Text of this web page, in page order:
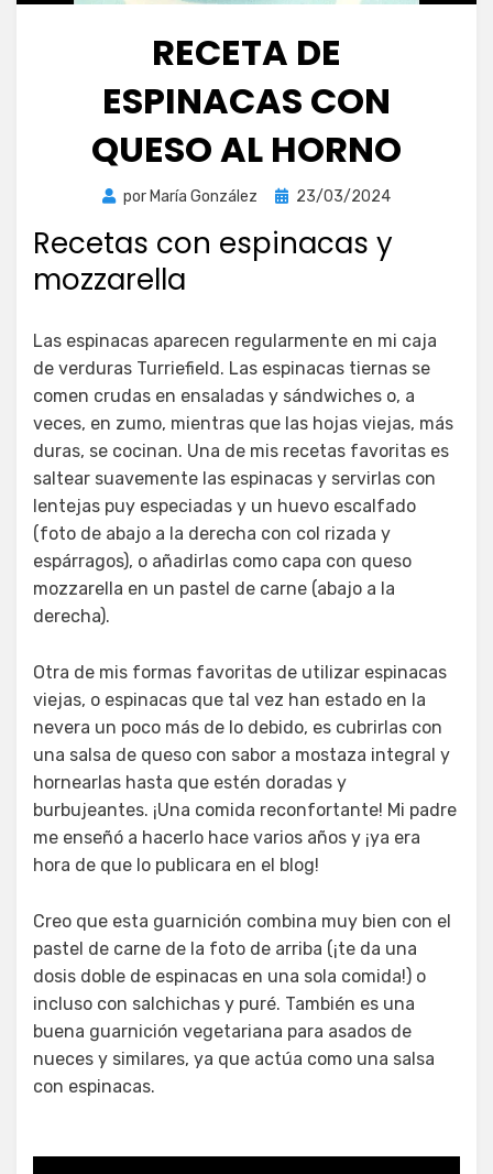
RECETA DE
ESPINACAS CON
QUESO AL HORNO
por María González
Publicada
23/03/2024
Recetas con espinacas y
mozzarella
Las espinacas aparecen regularmente en mi caja
de verduras Turriefield. Las espinacas tiernas se
comen crudas en ensaladas y sándwiches o, a
veces, en zumo, mientras que las hojas viejas, más
duras, se cocinan. Una de mis recetas favoritas es
saltear suavemente las espinacas y servirlas con
lentejas puy especiadas y un huevo escalfado
(foto de abajo a la derecha con col rizada y
espárragos), o añadirlas como capa con queso
mozzarella en un pastel de carne (abajo a la
derecha).
Otra de mis formas favoritas de utilizar espinacas
viejas, o espinacas que tal vez han estado en la
nevera un poco más de lo debido, es cubrirlas con
una salsa de queso con sabor a mostaza integral y
hornearlas hasta que estén doradas y
burbujeantes. ¡Una comida reconfortante! Mi padre
me enseñó a hacerlo hace varios años y ¡ya era
hora de que lo publicara en el blog!
Creo que esta guarnición combina muy bien con el
pastel de carne de la foto de arriba (¡te da una
dosis doble de espinacas en una sola comida!) o
incluso con salchichas y puré. También es una
buena guarnición vegetariana para asados de
nueces y similares, ya que actúa como una salsa
con espinacas.